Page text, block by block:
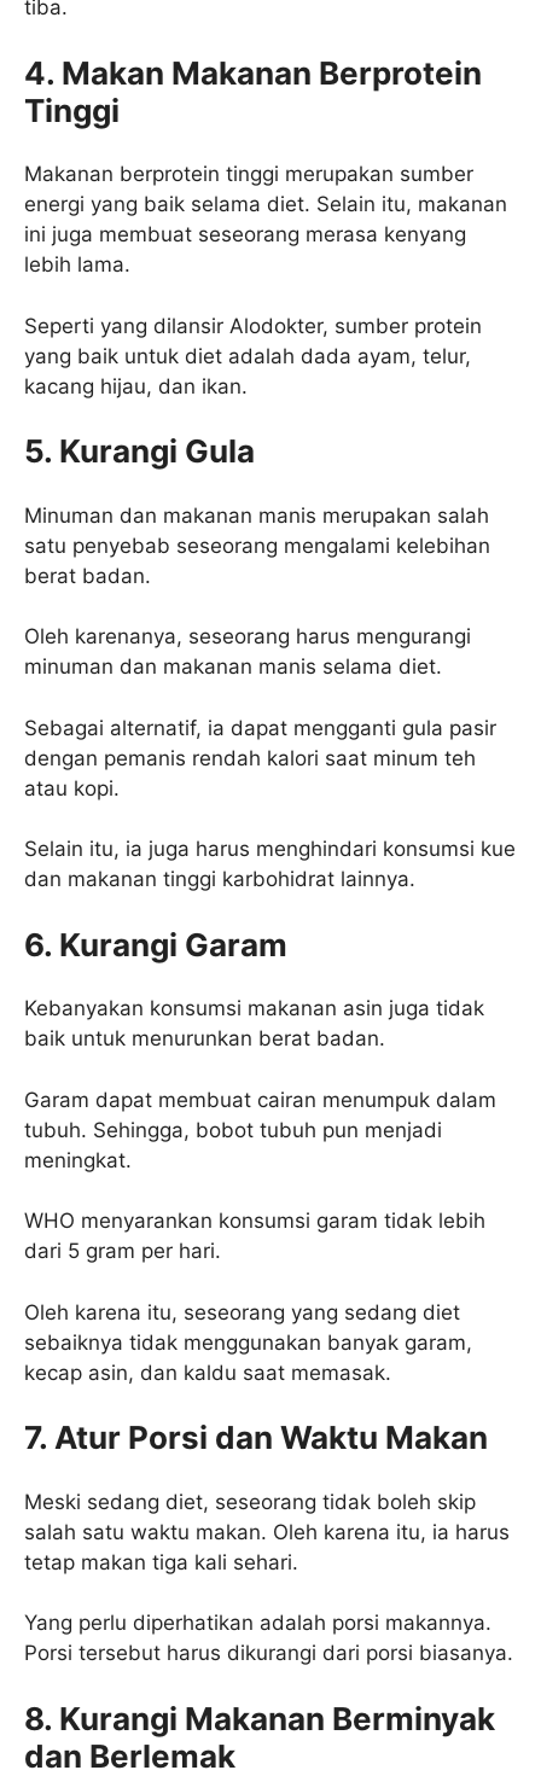
tiba.
4. Makan Makanan Berprotein
Tinggi
Makanan berprotein tinggi merupakan sumber
energi yang baik selama diet. Selain itu, makanan
ini juga membuat seseorang merasa kenyang
lebih lama.
Seperti yang dilansir Alodokter, sumber protein
yang baik untuk diet adalah dada ayam, telur,
kacang hijau, dan ikan.
5. Kurangi Gula
Minuman dan makanan manis merupakan salah
satu penyebab seseorang mengalami kelebihan
berat badan.
Oleh karenanya, seseorang harus mengurangi
minuman dan makanan manis selama diet.
Sebagai alternatif, ia dapat mengganti gula pasir
dengan pemanis rendah kalori saat minum teh
atau kopi.
Selain itu, ia juga harus menghindari konsumsi kue
dan makanan tinggi karbohidrat lainnya.
6. Kurangi Garam
Kebanyakan konsumsi makanan asin juga tidak
baik untuk menurunkan berat badan.
Garam dapat membuat cairan menumpuk dalam
tubuh. Sehingga, bobot tubuh pun menjadi
meningkat.
WHO menyarankan konsumsi garam tidak lebih
dari 5 gram per hari.
Oleh karena itu, seseorang yang sedang diet
sebaiknya tidak menggunakan banyak garam,
kecap asin, dan kaldu saat memasak.
7. Atur Porsi dan Waktu Makan
Meski sedang diet, seseorang tidak boleh skip
salah satu waktu makan. Oleh karena itu, ia harus
tetap makan tiga kali sehari.
Yang perlu diperhatikan adalah porsi makannya.
Porsi tersebut harus dikurangi dari porsi biasanya.
8. Kurangi Makanan Berminyak
dan Berlemak